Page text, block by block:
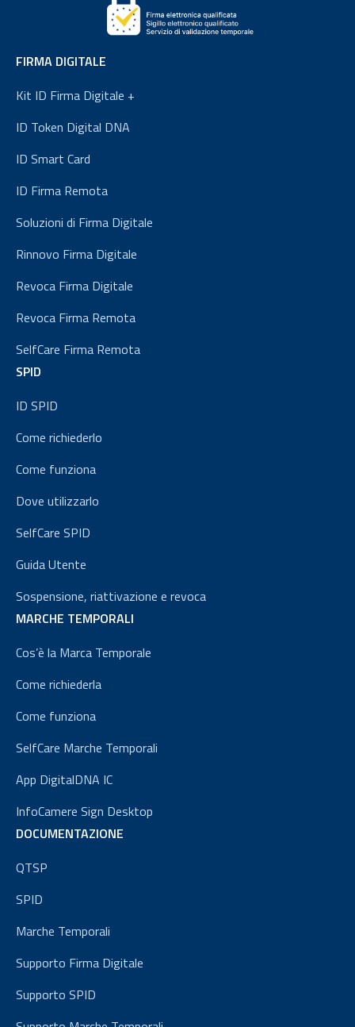
FIRMA DIGITALE
Kit ID Firma Digitale +
ID Token Digital DNA
ID Smart Card
ID Firma Remota
Soluzioni di Firma Digitale
Rinnovo Firma Digitale
Revoca Firma Digitale
Revoca Firma Remota
SelfCare Firma Remota
SPID
ID SPID
Come richiederlo
Come funziona
Dove utilizzarlo
SelfCare SPID
Guida Utente
Sospensione, riattivazione e revoca
MARCHE TEMPORALI
Cos’è la Marca Temporale
Come richiederla
Come funziona
SelfCare Marche Temporali
App DigitalDNA IC
InfoCamere Sign Desktop
DOCUMENTAZIONE
QTSP
SPID
Marche Temporali
Supporto Firma Digitale
Supporto SPID